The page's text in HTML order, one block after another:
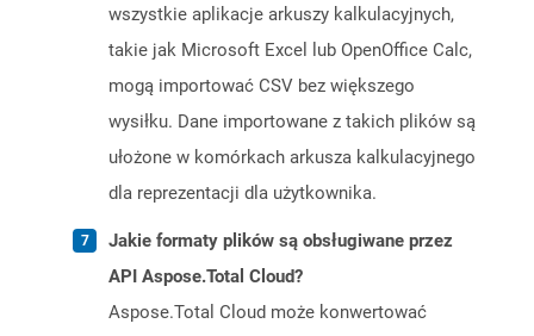
wszystkie aplikacje arkuszy kalkulacyjnych,
takie jak Microsoft Excel lub OpenOffice Calc,
mogą importować CSV bez większego
wysiłku. Dane importowane z takich plików są
ułożone w komórkach arkusza kalkulacyjnego
dla reprezentacji dla użytkownika.
Jakie formaty plików są obsługiwane przez
API Aspose.Total Cloud?
Aspose.Total Cloud może konwertować